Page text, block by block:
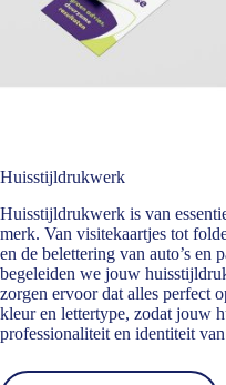
Huisstijldrukwerk
Huisstijldrukwerk is van
merk. Van visitekaartjes tot
en de belettering van auto’s en
begeleiden we jouw
zorgen ervoor dat alles perfect
kleur en lettertype, zodat jouw
professionaliteit en identiteit